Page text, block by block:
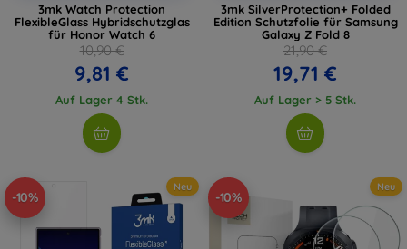
3mk Watch Protection
FlexibleGlass Hybridschutzglas
für Honor Watch 6
10,90 €
9,81 €
Auf Lager 4 Stk.
3mk SilverProtection+ Folded
Edition Schutzfolie für Samsung
Galaxy Z Fold 8
21,90 €
19,71 €
Auf Lager > 5 Stk.
-10%
Neu
-10%
Neu